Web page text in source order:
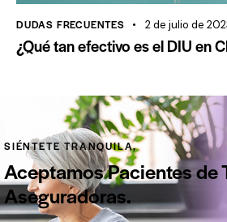
DUDAS FRECUENTES 2 de julio de
¿Qué tan efectivo es el DIU en
SIÉNTETE TRANQUILA,
Aceptamos Pacientes de
Aseguradoras.